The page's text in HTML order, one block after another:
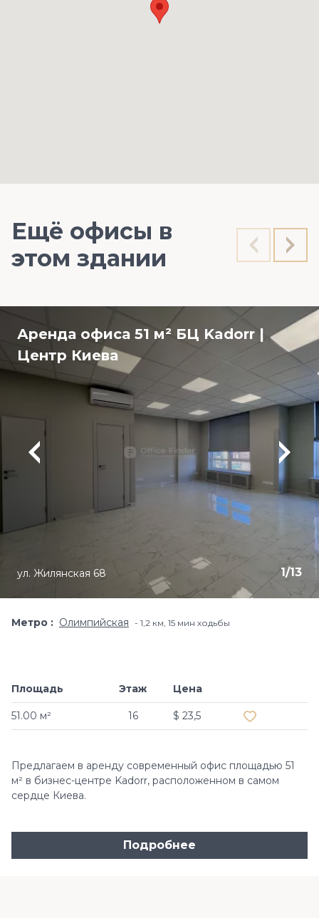
Ещё офисы в
этом здании
Аренда офиса 51 м² БЦ Kadorr |
Центр Киева
1/13
ул. Жилянская 68
Метро Олимпийская 1,2 км, 15 мин ходьбы
Площадь
51.00 м²
Этаж
16
Цена
$ 23,5
Предлагаем в аренду современный офис площадью 51
м² в бизнес-центре Kadorr, расположенном в самом
сердце Киева.
Подробнее